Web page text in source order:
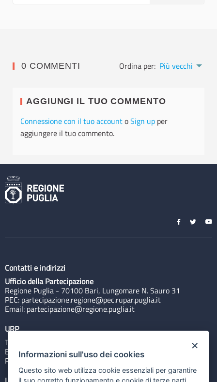
0 COMMENTI Ordina per: Più vecchi
AGGIUNGI IL TUO COMMENTO
Connessione con il tuo accountoSign up per
aggiungere il tuo commento.
Contatti e indirizzi
Ufficio della Partecipazione
Regione Puglia - 70100 Bari, Lungomare N. Sauro 31
PEC: partecipazione.regione@pec.rupar.puglia.it
Email: partecipazione@regione.puglia.it
URP
Tel: 800713939
Email:quiregione@regione.puglia.it
Rubrica
×
Informazioni sull'uso dei cookies
Questo sito web utilizza cookie essenziali per garantire
il suo corretto funzionamento e cookie di terze parti